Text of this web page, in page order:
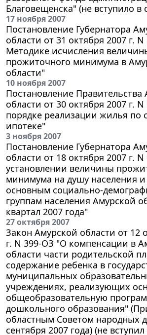
Благовещенска" (не вступило в
17 ноября 2007
Постановление Губернатора
области от 31 октября 2007 г.
Методике исчисления
прожиточного минимума в
области"
10 ноября 2007
Постановление Правительства
области от 30 октября 2007 г.
порядке реализации жилья по
ипотеке"
3 ноября 2007
Постановление Губернатора
области от 18 октября 2007 г.
установлении величины
минимума на душу населения
основным социально-
группам населения Амурской
квартал 2007 года"
27 октября 2007
Закон Амурской области от 12
г. N 399-ОЗ "О компенсации в
области части родительской
содержание ребенка в
муниципальных
учреждениях, реализующих
общеобразовательную
дошкольного образования"
областным Советом народных
сентября 2007 года) (не